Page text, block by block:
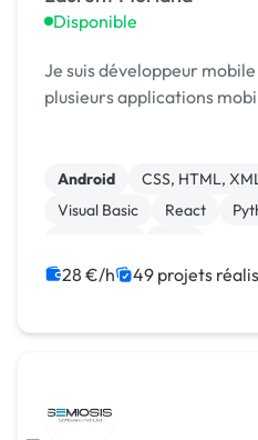
Disponible
Je suis développeur
plusieurs applications
Android CSS, HTML,
Visual Basic
React
28 €/h 49 projets